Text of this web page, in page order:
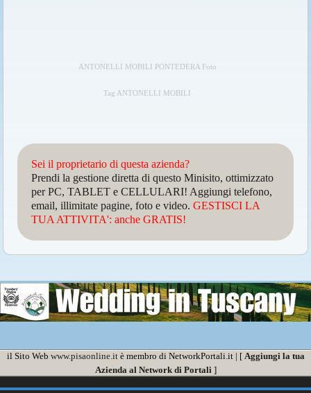
ANTONELLI MOBILI PONTEDERA Foto
Tag ANTONELLI MOBILI
Sei il proprietario di questa azienda?
Prendi la gestione diretta di questo Minisito, ottimizzato
per PC, TABLET e CELLULARI! Aggiungi telefono,
email, illimitate pagine, foto e video.GESTISCI LA
TUA ATTIVITA': anche GRATIS!
il Sito Web www.pisaonline.itè membro di NetworkPortali.it | [ Aggiungi la tua
Azienda al Network di Portali ]